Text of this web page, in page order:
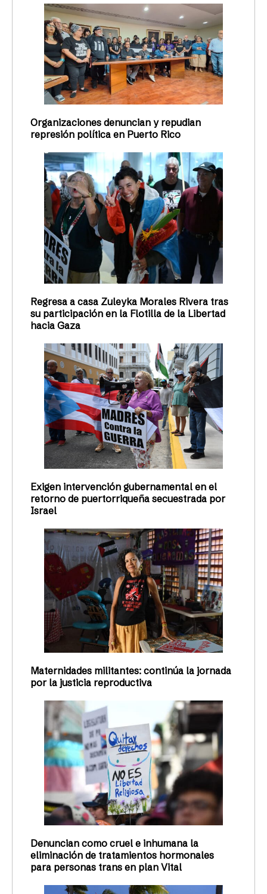
Organizaciones denuncian y repudian
represión política en Puerto Rico
Regresa a casa Zuleyka Morales Rivera tras
su participación en la Flotilla de la Libertad
hacia Gaza
Exigen intervención gubernamental en el
retorno de puertorriqueña secuestrada por
Israel
Maternidades militantes: continúa la jornada
por la justicia reproductiva
Denuncian como cruel e inhumana la
eliminación de tratamientos hormonales
para personas trans en plan Vital